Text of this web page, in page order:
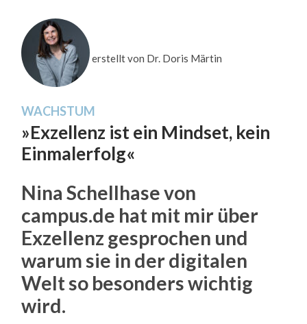
erstellt von Dr. Doris Märtin
WACHSTUM
»Exzellenz ist ein Mindset, kein
Einmalerfolg«
Nina Schellhase von
campus.de hat mit mir über
Exzellenz gesprochen und
warum sie in der digitalen
Welt so besonders wichtig
wird.